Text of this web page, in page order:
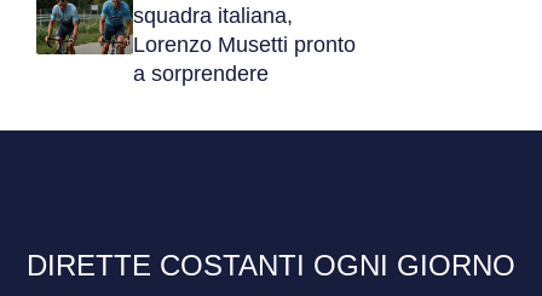
squadra italiana,
Lorenzo Musetti pronto
a sorprendere
DIRETTE COSTANTI OGNI GIORNO